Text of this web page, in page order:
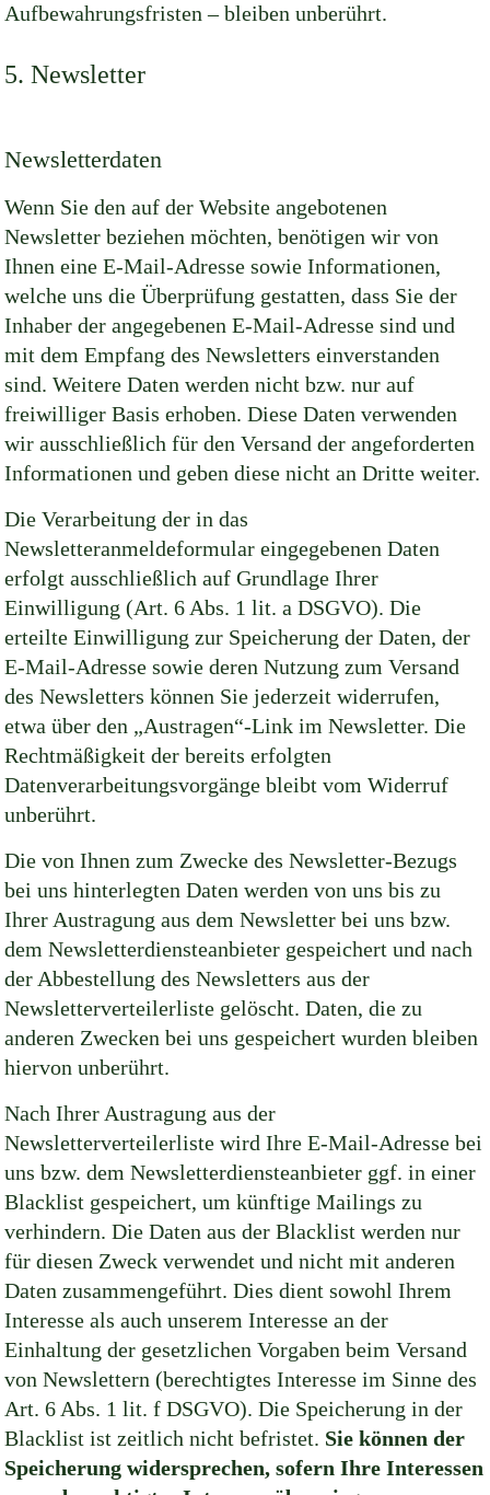
Aufbewahrungsfristen – bleiben unberührt.
5. Newsletter
Newsletterdaten
Wenn Sie den auf der Website angebotenen
Newsletter beziehen möchten, benötigen wir von
Ihnen eine E-Mail-Adresse sowie Informationen,
welche uns die Überprüfung gestatten, dass Sie der
Inhaber der angegebenen E-Mail-Adresse sind und
mit dem Empfang des Newsletters einverstanden
sind. Weitere Daten werden nicht bzw. nur auf
freiwilliger Basis erhoben. Diese Daten verwenden
wir ausschließlich für den Versand der angeforderten
Informationen und geben diese nicht an Dritte weiter.
Die Verarbeitung der in das
Newsletteranmeldeformular eingegebenen Daten
erfolgt ausschließlich auf Grundlage Ihrer
Einwilligung (Art. 6 Abs. 1 lit. a DSGVO). Die
erteilte Einwilligung zur Speicherung der Daten, der
E-Mail-Adresse sowie deren Nutzung zum Versand
des Newsletters können Sie jederzeit widerrufen,
etwa über den „Austragen“-Link im Newsletter. Die
Rechtmäßigkeit der bereits erfolgten
Datenverarbeitungsvorgänge bleibt vom Widerruf
unberührt.
Die von Ihnen zum Zwecke des Newsletter-Bezugs
bei uns hinterlegten Daten werden von uns bis zu
Ihrer Austragung aus dem Newsletter bei uns bzw.
dem Newsletterdiensteanbieter gespeichert und nach
der Abbestellung des Newsletters aus der
Newsletterverteilerliste gelöscht. Daten, die zu
anderen Zwecken bei uns gespeichert wurden bleiben
hiervon unberührt.
Nach Ihrer Austragung aus der
Newsletterverteilerliste wird Ihre E-Mail-Adresse bei
uns bzw. dem Newsletterdiensteanbieter ggf. in einer
Blacklist gespeichert, um künftige Mailings zu
verhindern. Die Daten aus der Blacklist werden nur
für diesen Zweck verwendet und nicht mit anderen
Daten zusammengeführt. Dies dient sowohl Ihrem
Interesse als auch unserem Interesse an der
Einhaltung der gesetzlichen Vorgaben beim Versand
von Newslettern (berechtigtes Interesse im Sinne des
Art. 6 Abs. 1 lit. f DSGVO). Die Speicherung in der
Blacklist ist zeitlich nicht befristet. Sie können der
Speicherung widersprechen, sofern Ihre Interessen